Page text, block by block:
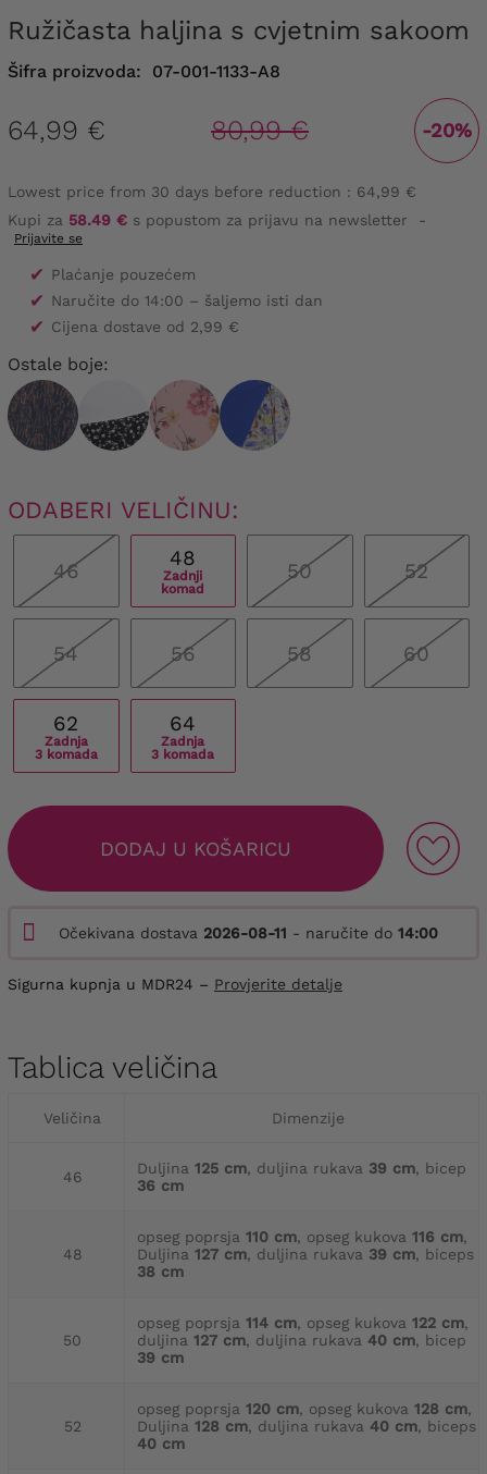
Ružičasta haljina s cvjetnim sakoom
Šifra proizvoda: 07-001-1133-A8
64,99 € 80,99 € -20%
Lowest price from 30 days before reduction : 64,99 €
Kupi za 58.49 € s popustom za prijavu na newsletter -
Prijavite se
✔ Plaćanje pouzećem
✔ Naručite do 14:00 – šaljemo isti dan
✔ Cijena dostave od 2,99 €
Ostale boje:
ODABERI VELIČINU:
46
48
Zadnji
komad
50 52
54 56 58 60
62
Zadnja
3 komada
64
Zadnja
3 komada
DODAJ U KOŠARICU
Očekivana dostava 2026-08-11 - naručite do 14:00
Sigurna kupnja u MDR24 – Provjerite detalje
Tablica veličina
Veličina Dimenzije
46 Duljina 125 cm, duljina rukava 39 cm, bicep
36 cm
48
opseg poprsja 110 cm, opseg kukova 116 cm,
Duljina 127 cm, duljina rukava 39 cm, biceps
38 cm
50
opseg poprsja 114 cm, opseg kukova 122 cm,
duljina 127 cm, duljina rukava 40 cm, bicep
39 cm
52
opseg poprsja 120 cm, opseg kukova 128 cm,
Duljina 128 cm, duljina rukava 40 cm, biceps
40 cm